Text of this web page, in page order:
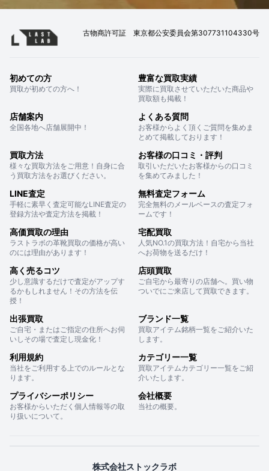
古物商許可証 東京都公安委員会第307731104330号
初めての方
買取が初めての方へ！
豊富な買取実績
実際に買取させていただいた商品や
買取額も掲載！
店舗案内
全国各地へ店舗展開中！
よくある質問
お客様からよく頂くご質問を集めま
とめて掲載しております！
買取方法
様々な買取方法をご用意！自身に合
う買取方法をお選びください。
お客様の口コミ・評判
取引いただいたお客様からの口コミ
を集めてみました！
LINE査定
手軽に素早く査定可能なLINE査定の
登録方法や査定方法を掲載！
無料査定フォーム
完全無料のメールベースの査定フォ
ームです！
高価買取の理由
ラストラボの革靴買取の価格が高い
のには理由があります！
宅配買取
人気NO.1の買取方法！自宅から当社
へお荷物を送るだけ！
高く売るコツ
少し意識するだけで査定がアップす
るかもしれません！その方法を伝
授！
店頭買取
ご自宅から最寄りの店舗へ。買い物
ついでにご来店して買取できます。
出張買取
ご自宅・またはご指定の住所へお伺
いしその場で査定し現金化！
ブランド一覧
買取アイテム銘柄一覧をご紹介いた
します。
利用規約
当社をご利用する上でのルールとな
ります。
カテゴリー一覧
買取アイテムカテゴリー一覧をご紹
介いたします。
プライバシーポリシー
お客様からいただく個人情報等の取
り扱いについて。
会社概要
当社の概要。
株式会社ストックラボ